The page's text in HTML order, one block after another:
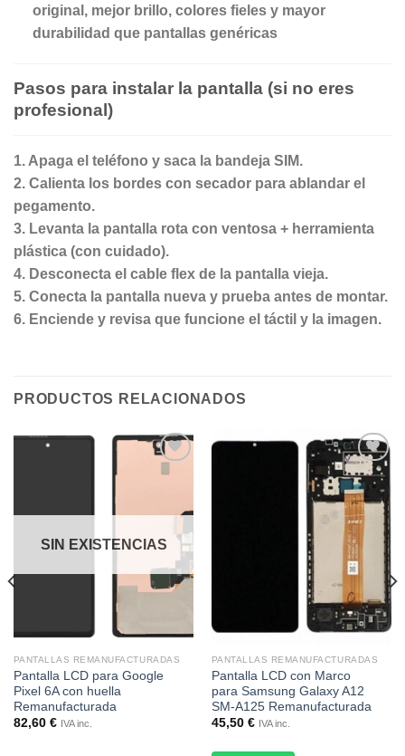
original, mejor brillo, colores fieles y mayor
durabilidad que pantallas genéricas
Pasos para instalar la pantalla (si no eres
profesional)
1.⁠ ⁠Apaga el teléfono y saca la bandeja SIM.
2.⁠ ⁠Calienta los bordes con secador para ablandar el
pegamento.
3.⁠ ⁠Levanta la pantalla rota con ventosa + herramienta
plástica (con cuidado).
4.⁠ ⁠Desconecta el cable flex de la pantalla vieja.
5.⁠ ⁠Conecta la pantalla nueva y prueba antes de montar.
6.⁠ ⁠Enciende y revisa que funcione el táctil y la imagen.
PRODUCTOS RELACIONADOS
Añadir
deseos
SIN EXISTENCIAS
PANTALLAS REMANUFACTURADAS
Pantalla LCD para Google
Pixel 6A con huella
Remanufacturada
82,60 € IVA inc.
Añadir
a la
lista de
deseos
PANTALLAS REMANUFACTURADAS
Pantalla LCD con Marco
para Samsung Galaxy A12
SM-A125 Remanufacturada
45,50 € IVA inc.